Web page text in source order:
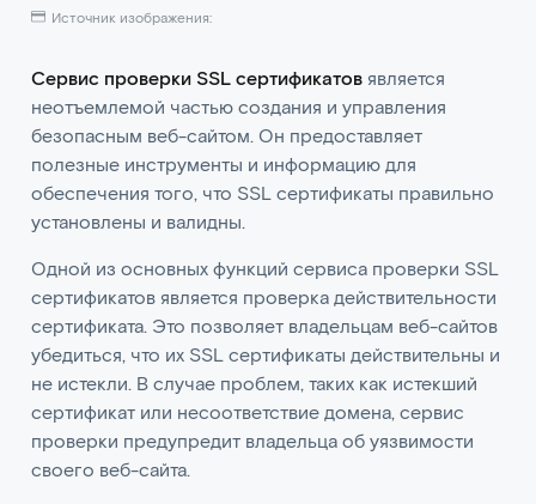
Источник изображения:
Сервис проверки SSL сертификатов является
неотъемлемой частью создания и управления
безопасным веб-сайтом. Он предоставляет
полезные инструменты и информацию для
обеспечения того, что SSL сертификаты правильно
установлены и валидны.
Одной из основных функций сервиса проверки SSL
сертификатов является проверка действительности
сертификата. Это позволяет владельцам веб-сайтов
убедиться, что их SSL сертификаты действительны и
не истекли. В случае проблем, таких как истекший
сертификат или несоответствие домена, сервис
проверки предупредит владельца об уязвимости
своего веб-сайта.